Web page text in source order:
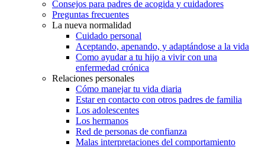
Consejos para padres de acogida y cuidadores
Preguntas frecuentes
La nueva normalidad
Cuidado personal
Aceptando, apenando, y adaptándose a la vida
Como ayudar a tu hijo a vivir con una
enfermedad crónica
Relaciones personales
Cómo manejar tu vida diaria
Estar en contacto con otros padres de familia
Los adolescentes
Los hermanos
Red de personas de confianza
Malas interpretaciones del comportamiento